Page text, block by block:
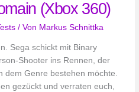
(Xbox 360)
/ Von Markus Schnittka
Sega schickt mit Binary
Shooter ins Rennen, der
dem Genre bestehen möchte.
gezückt und verraten euch,